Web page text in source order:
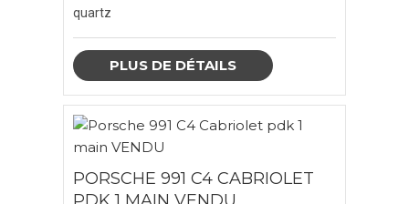
quartz
PLUS DE DÉTAILS
PORSCHE 991 C4 CABRIOLET